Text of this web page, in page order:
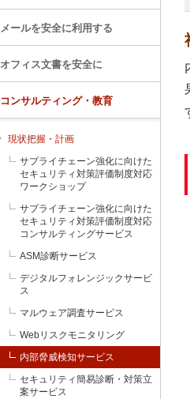
メールを安全に利用する
オフィス文書を安全に
コンサルティング・教育
現状把握・計画
サプライチェーン強化に向けた
セキュリティ対策評価制度対応
ワークショップ
サプライチェーン強化に向けた
セキュリティ対策評価制度対応
コンサルティングサービス
ASM診断サービス
デジタルフォレンジックサービ
ス
マルウェア調査サービス
Webリスクモニタリング
内部脅威検知サービス
セキュリティ簡易診断・対策立
案サービス